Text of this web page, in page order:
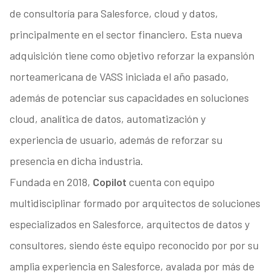
de consultoría para Salesforce, cloud y datos,
principalmente en el sector financiero. Esta nueva
adquisición tiene como objetivo reforzar la expansión
norteamericana de VASS iniciada el año pasado,
además de potenciar sus capacidades en soluciones
cloud, analítica de datos, automatización y
experiencia de usuario, además de reforzar su
presencia en dicha industria.
Fundada en 2018, Copilot cuenta con equipo
multidisciplinar formado por arquitectos de soluciones
especializados en Salesforce, arquitectos de datos y
consultores, siendo éste equipo reconocido por por su
amplia experiencia en Salesforce, avalada por más de